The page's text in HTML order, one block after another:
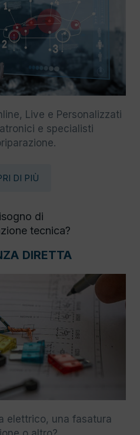
Live e Personalizzati
e specialisti
DI PIÙ
di
tecnica?
DIRETTA
elettrico, una fasatura